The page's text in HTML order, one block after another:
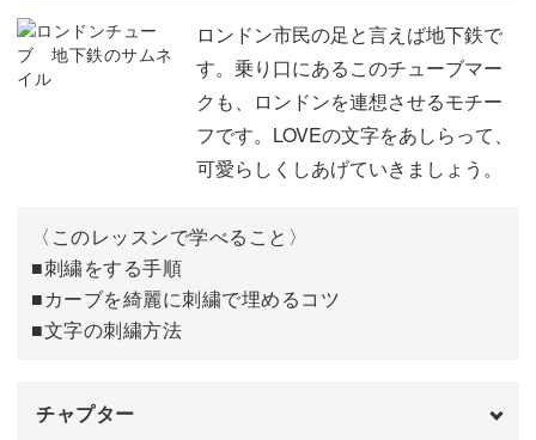
例えば、「アフタヌーンティー」をお弁当クロスに刺した
り、「ティーポット」をエプロンに刺したりして楽しんで
みるのはいかがでしょうか♪
日常で使うアイテムに、ワンポイントとして施してお楽し
糸の抜き方と針の通し方 02:42
赤の部分にアウトラインフィリングをする 05:33
白の部分にアウトラインステッチをする
おわりに
ロンドン市民の足と言えば地下鉄で
す。乗り口にあるこのチューブマー
クも、ロンドンを連想させるモチー
フです。LOVEの文字をあしらって、
可愛らしくしあげていきましょう。
〈このレッスンで学べること〉
■刺繍をする手順
■カーブを綺麗に刺繍で埋めるコツ
■文字の刺繍方法
チャプター